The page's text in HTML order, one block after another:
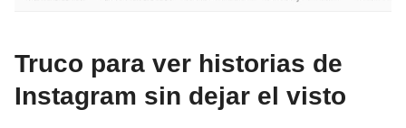
Truco para ver historias de
Instagram sin dejar el visto